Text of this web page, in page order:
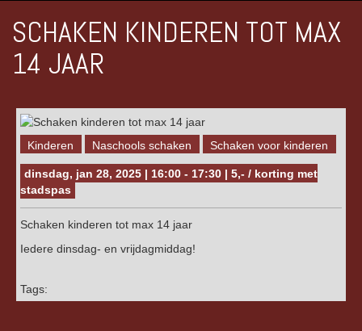
SCHAKEN KINDEREN TOT MAX
14 JAAR
Kinderen Naschools schaken Schaken voor kinderen
dinsdag, jan 28, 2025 | 16:00 - 17:30 | 5,- / korting met
stadspas
Schaken kinderen tot max 14 jaar
Iedere dinsdag- en vrijdagmiddag!
Tags: